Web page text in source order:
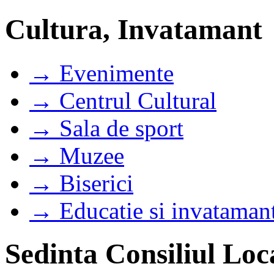
Cultura, Invatamant
→ Evenimente
→ Centrul Cultural
→ Sala de sport
→ Muzee
→ Biserici
→ Educatie si
Sedinta Consiliul